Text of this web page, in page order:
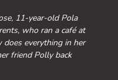
11-year-old Pola
who ran a café at
does everything in her
friend Polly back